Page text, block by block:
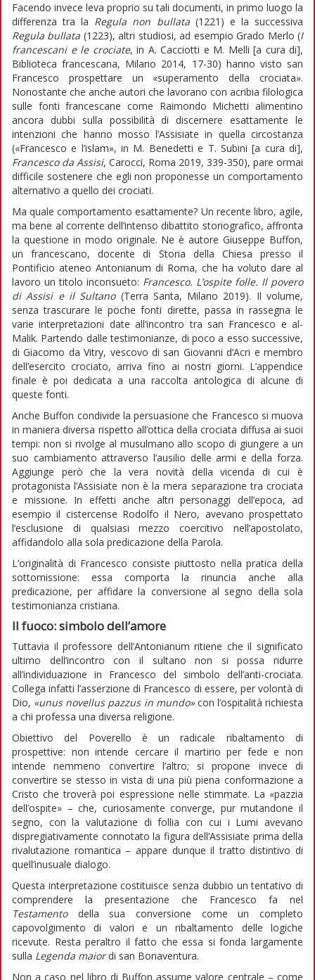
Facendo invece leva proprio su tali documenti, in primo luogo la
differenza tra la Regula non bullata(1221) e la successiva
Regula bullata (1223), altri studiosi, ad esempio Grado Merlo (I
francescani e le crociate, in A. Cacciotti e M. Melli [a cura di],
Biblioteca francescana, Milano 2014, 17-30) hanno visto san
Francesco prospettare un «superamento della crociata».
Nonostante che anche autori che lavorano con acribia filologica
sulle fonti francescane come Raimondo Michetti alimentino
ancora dubbi sulla possibilità di discernere esattamente le
intenzioni che hanno mosso l’Assisiate in quella circostanza
(«Francesco e l’islam», in M. Benedetti e T. Subini [a cura di],
Francesco da Assisi, Carocci, Roma 2019, 339-350), pare ormai
difficile sostenere che egli non proponesse un comportamento
alternativo a quello dei crociati.
Ma quale comportamento esattamente? Un recente libro, agile,
ma bene al corrente dell’intenso dibattito storiografico, affronta
la questione in modo originale. Ne è autore Giuseppe Buffon,
un francescano, docente di Storia della Chiesa presso il
Pontificio ateneo Antonianum di Roma, che ha voluto dare al
lavoro un titolo inconsueto: Francesco. L’ospite folle. Il povero
di Assisi e il Sultano(Terra Santa, Milano 2019). Il volume,
senza trascurare le poche fonti dirette, passa in rassegna le
varie interpretazioni date all’incontro tra san Francesco e al-
Malik. Partendo dalle testimonianze, di poco a esso successive,
di Giacomo da Vitry, vescovo di san Giovanni d’Acri e membro
dell’esercito crociato, arriva fino ai nostri giorni. L’appendice
finale è poi dedicata a una raccolta antologica di alcune di
queste fonti.
Anche Buffon condivide la persuasione che Francesco si muova
in maniera diversa rispetto all’ottica della crociata diffusa ai suoi
tempi: non si rivolge al musulmano allo scopo di giungere a un
suo cambiamento attraverso l’ausilio delle armi e della forza.
Aggiunge però che la vera novità della vicenda di cui è
protagonista l’Assisiate non è la mera separazione tra crociata
e missione. In effetti anche altri personaggi dell’epoca, ad
esempio il cistercense Rodolfo il Nero, avevano prospettato
l’esclusione di qualsiasi mezzo coercitivo nell’apostolato,
affidandolo alla sola predicazione della Parola.
L’originalità di Francesco consiste piuttosto nella pratica della
sottomissione: essa comporta la rinuncia anche alla
predicazione, per affidare la conversione al segno della sola
testimonianza cristiana.
Il fuoco: simbolo dell’amore
Tuttavia il professore dell’Antonianum ritiene che il significato
ultimo dell’incontro con il sultano non si possa ridurre
all’individuazione in Francesco del simbolo dell’anti-crociata.
Collega infatti l’asserzione di Francesco di essere, per volontà di
Dio, «unus novellus pazzus in mundo»con l’ospitalità richiesta
a chi professa una diversa religione.
Obiettivo del Poverello è un radicale ribaltamento di
prospettive: non intende cercare il martirio per fede e non
intende nemmeno convertire l’altro; si propone invece di
convertire se stesso in vista di una più piena conformazione a
Cristo che troverà poi espressione nelle stimmate. La «pazzia
dell’ospite» – che, curiosamente converge, pur mutandone il
segno, con la valutazione di follia con cui i Lumi avevano
dispregiativamente connotato la figura dell’Assisiate prima della
rivalutazione romantica – appare dunque il tratto distintivo di
quell’inusuale dialogo.
Questa interpretazione costituisce senza dubbio un tentativo di
comprendere la presentazione che Francesco fa nel
Testamentodella sua conversione come un completo
capovolgimento di valori e un ribaltamento delle logiche
ricevute. Resta peraltro il fatto che essa si fonda largamente
sulla Legenda maiordi san Bonaventura.
Non a caso nel libro di Buffon assume valore centrale – come